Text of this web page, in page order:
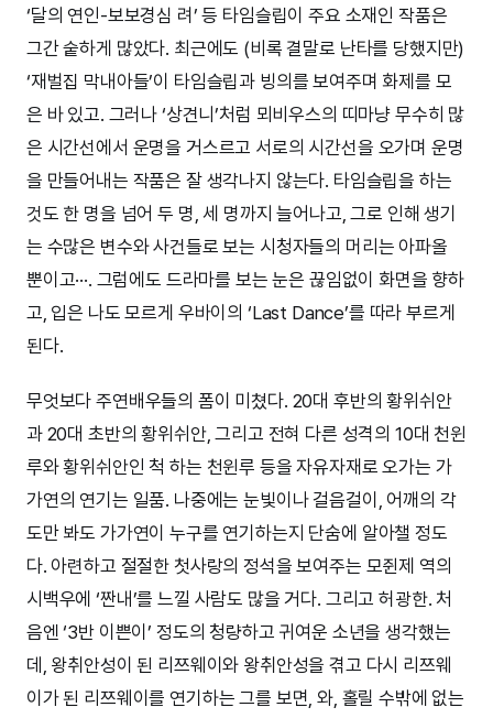
‘달의 연인-보보경심 려’ 등 타임슬립이 주요 소재인 작품은
그간 숱하게 많았다. 최근에도 (비록 결말로 난타를 당했지만)
‘재벌집 막내아들’이 타임슬립과 빙의를 보여주며 화제를 모
은 바 있고. 그러나 ‘상견니’처럼 뫼비우스의 띠마냥 무수히 많
은 시간선에서 운명을 거스르고 서로의 시간선을 오가며 운명
을 만들어내는 작품은 잘 생각나지 않는다. 타임슬립을 하는
것도 한 명을 넘어 두 명, 세 명까지 늘어나고, 그로 인해 생기
는 수많은 변수와 사건들로 보는 시청자들의 머리는 아파올
뿐이고···. 그럼에도 드라마를 보는 눈은 끊임없이 화면을 향하
고, 입은 나도 모르게 우바이의 ‘Last Dance’를 따라 부르게
된다.
무엇보다 주연배우들의 폼이 미쳤다. 20대 후반의 황위쉬안
과 20대 초반의 황위쉬안, 그리고 전혀 다른 성격의 10대 천윈
루와 황위쉬안인 척 하는 천윈루 등을 자유자재로 오가는 가
가연의 연기는 일품. 나중에는 눈빛이나 걸음걸이, 어깨의 각
도만 봐도 가가연이 누구를 연기하는지 단숨에 알아챌 정도
다. 아련하고 절절한 첫사랑의 정석을 보여주는 모쥔제 역의
시백우에 ‘짠내’를 느낄 사람도 많을 거다. 그리고 허광한. 처
음엔 ‘3반 이쁜이’ 정도의 청량하고 귀여운 소년을 생각했는
데, 왕취안성이 된 리쯔웨이와 왕취안성을 겪고 다시 리쯔웨
이가 된 리쯔웨이를 연기하는 그를 보면, 와, 홀릴 수밖에 없는